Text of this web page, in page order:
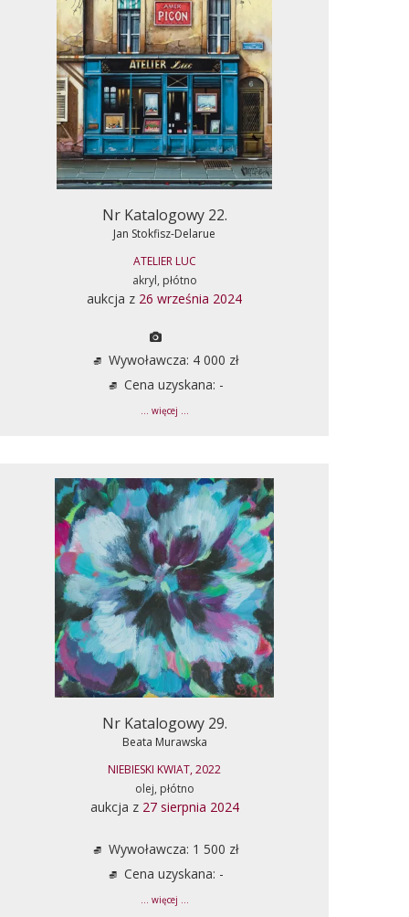
Nr Katalogowy 22.
Jan Stokfisz-Delarue
ATELIER LUC
akryl, płótno
aukcja z 26 września 2024
Wywoławcza: 4 000 zł
Cena uzyskana: -
... więcej ...
Nr Katalogowy 29.
Beata Murawska
NIEBIESKI KWIAT, 2022
olej, płótno
aukcja z 27 sierpnia 2024
Wywoławcza: 1 500 zł
Cena uzyskana: -
... więcej ...